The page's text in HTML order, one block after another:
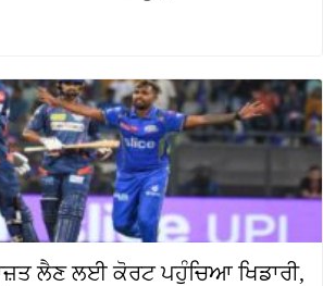
ਲੈਣ ਲਈ ਕੋਰਟ ਪਹੁੰਚਿਆ ਖਿਡਾਰੀ,